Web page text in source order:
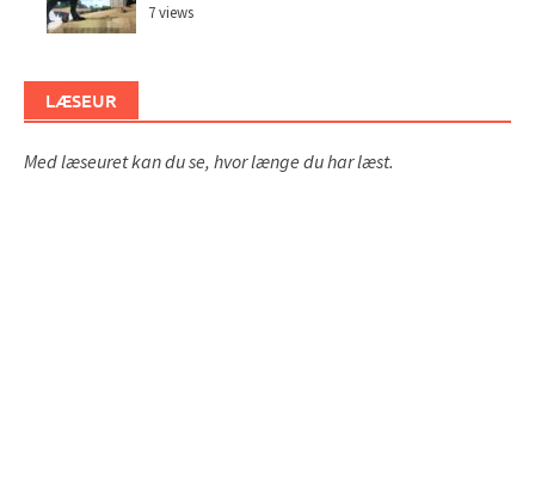
7 views
LÆSEUR
Med læseuret kan du se, hvor længe du har læst.